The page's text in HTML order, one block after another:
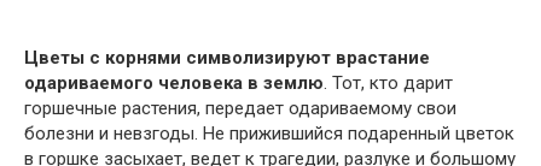
Цветы с корнями символизируют врастание
одариваемого человека в землю. Тот, кто дарит
горшечные растения, передает одариваемому свои
болезни и невзгоды. Не прижившийся подаренный цветок
в горшке засыхает, ведет к трагедии, разлуке и большому